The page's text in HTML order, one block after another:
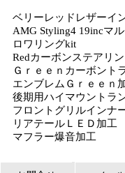
ベリーレッドレザーイ
AMG Styling4 19incマ
ロワリングkit
Redカーボンステアリ
Ｇｒｅｅｎカーボント
エンブレムＧｒｅｅｎ
後期用ハイマウントラ
フロントグリルインナ
リアテールＬＥＤ加工
マフラー爆音加工